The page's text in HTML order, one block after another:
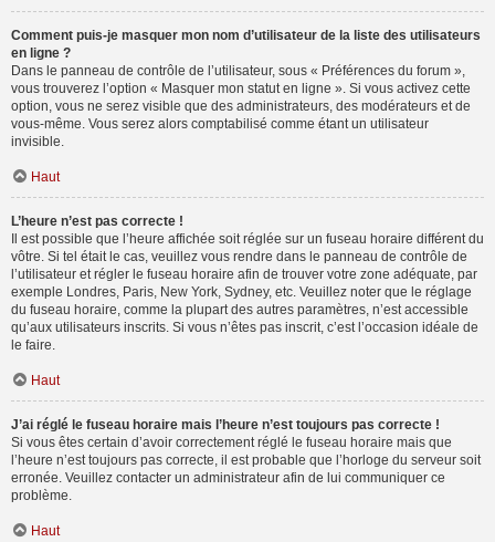
Comment puis-je masquer mon nom d’utilisateur de la liste des utilisateurs
en ligne ?
Dans le panneau de contrôle de l’utilisateur, sous « Préférences du forum »,
vous trouverez l’option « Masquer mon statut en ligne ». Si vous activez cette
option, vous ne serez visible que des administrateurs, des modérateurs et de
vous-même. Vous serez alors comptabilisé comme étant un utilisateur
invisible.
Haut
L’heure n’est pas correcte !
Il est possible que l’heure affichée soit réglée sur un fuseau horaire différent du
vôtre. Si tel était le cas, veuillez vous rendre dans le panneau de contrôle de
l’utilisateur et régler le fuseau horaire afin de trouver votre zone adéquate, par
exemple Londres, Paris, New York, Sydney, etc. Veuillez noter que le réglage
du fuseau horaire, comme la plupart des autres paramètres, n’est accessible
qu’aux utilisateurs inscrits. Si vous n’êtes pas inscrit, c’est l’occasion idéale de
le faire.
Haut
J’ai réglé le fuseau horaire mais l’heure n’est toujours pas correcte !
Si vous êtes certain d’avoir correctement réglé le fuseau horaire mais que
l’heure n’est toujours pas correcte, il est probable que l’horloge du serveur soit
erronée. Veuillez contacter un administrateur afin de lui communiquer ce
problème.
Haut